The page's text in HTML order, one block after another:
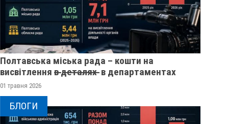
Полтавська міська рада – кошти на
висвітлення в̶ ̶д̶е̶т̶а̶л̶я̶х̶ ̶ в департаментах
01 травня 2026
БЛОГИ